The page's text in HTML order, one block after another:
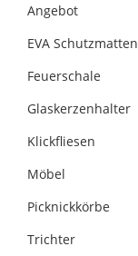
Angebot
EVA Schutzmatten
Feuerschale
Glaskerzenhalter
Klickfliesen
Möbel
Picknickkörbe
Trichter